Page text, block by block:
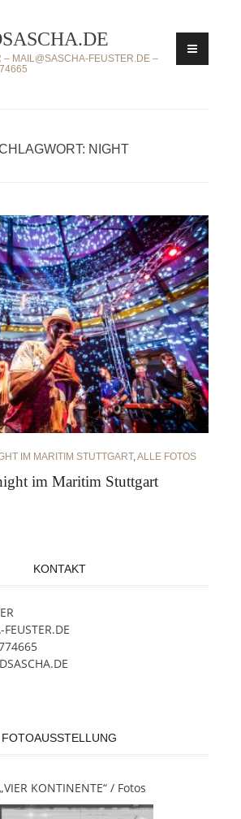
– MAIL@SASCHA-FEUSTER.DE –
NIGHT
IM MARITIM STUTTGART, ALLE FOTOS
im Maritim Stuttgart
KONTAKT
FOTOAUSSTELLUNG
KONTINENTE“ / Fotos